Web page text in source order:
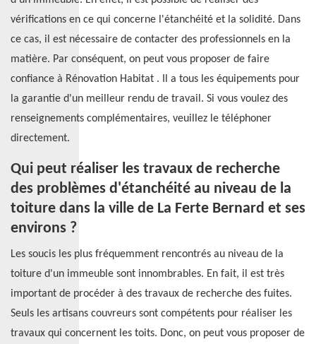
vérifications en ce qui concerne l'étanchéité et la solidité. Dans
ce cas, il est nécessaire de contacter des professionnels en la
matière. Par conséquent, on peut vous proposer de faire
confiance à Rénovation Habitat . Il a tous les équipements pour
la garantie d'un meilleur rendu de travail. Si vous voulez des
renseignements complémentaires, veuillez le téléphoner
directement.
Qui peut réaliser les travaux de recherche
des problèmes d'étanchéité au niveau de la
toiture dans la ville de La Ferte Bernard et ses
environs ?
Les soucis les plus fréquemment rencontrés au niveau de la
toiture d'un immeuble sont innombrables. En fait, il est très
important de procéder à des travaux de recherche des fuites.
Seuls les artisans couvreurs sont compétents pour réaliser les
travaux qui concernent les toits. Donc, on peut vous proposer de